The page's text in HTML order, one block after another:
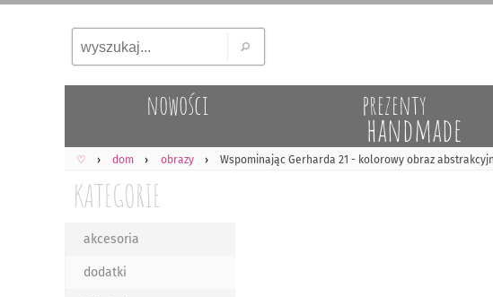
nowości prezenty
handmade
♡ dom obrazy Wspominając Gerharda 21 - kolorowy obraz
KATEGORIE
akcesoria
dodatki